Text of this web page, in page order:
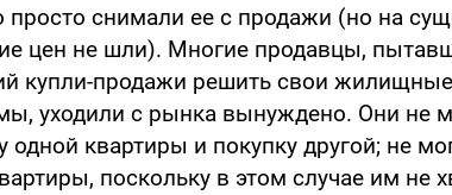
просто снимали ее с продажи (но на
цен не шли). Многие продавцы,
купли-продажи решить свои
уходили с рынка вынуждено. Они не
одной квартиры и покупку другой; не
поскольку в этом случае им не